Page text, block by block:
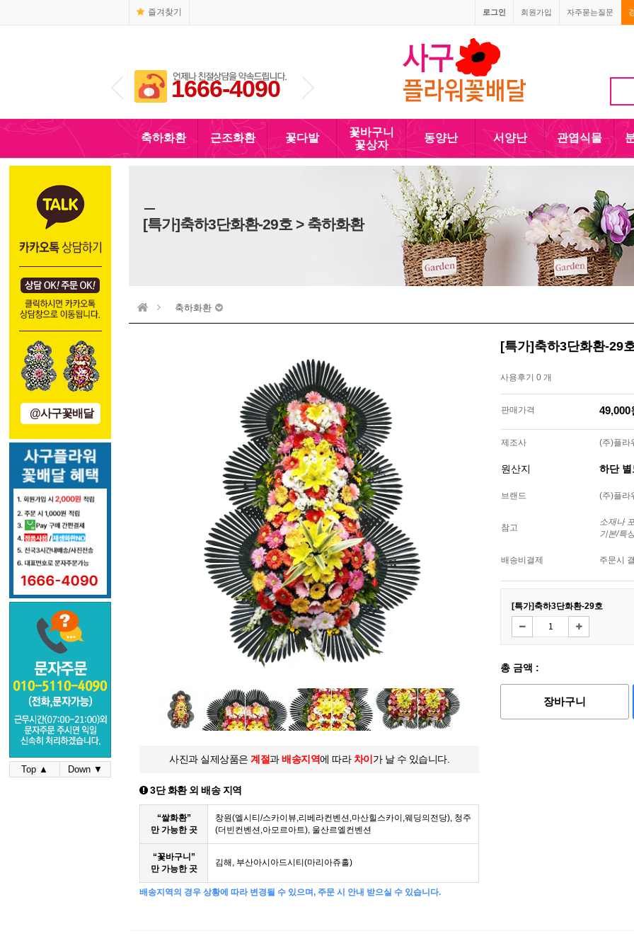
즐겨찾기 자주묻는질문
회원가입
로그인
1666-4090 010-5110-4090
축하화환 근조화환 꽃다발
꽃바구니
꽃상자
동양난 서양난 관엽식물
@사구꽃배달
Top ▲ Down ▼
[특가]축하3단화환-29호 > 축하화환
축하화환
사진과 실제상품은 계절과배송지역에 따라 차이 가 날 수 있습니다.
3단 화환 외 배송 지역
“쌀화환”
만 가능한 곳
창원(엘시티/스카이뷰,리베라컨벤션,마산힐스카이,웨딩의전당), 청주
(더빈컨벤션,아모르아트), 울산르엘컨벤션
“꽃바구니”
만 가능한 곳
김해, 부산아시아드시티(마리아쥬홀)
배송지역의 경우 상황에 따라 변경될 수 있으며, 주문 시 안내 받으실 수 있습니다.
[특가]축하3단화환-29
사용후기 0 개
판매가격 49,000
제조사 (주)플라
원산지 하단
브랜드 (주)플라
참고
소재나
기본/특
배송비결제 주문시
[특가]축하3단화환-29호
총 금액 :
장바구니